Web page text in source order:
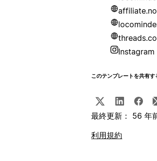
Instagram
このテンプレートを共有す
最終更新： 56 年
利用規約